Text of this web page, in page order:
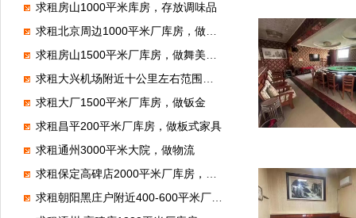
求租房山1000平米库房，存放调味品
求租北京周边1000平米厂库房，做腻子粉
求租房山1500平米厂库房，做舞美展览
求租大兴机场附近十公里左右范围库房厂房1000平米左右能进大车的
求租大厂1500平米厂库房，做钣金
求租昌平200平米厂库房，做板式家具
求租通州3000平米大院，做物流
求租保定高碑店2000平米厂库房，加工无纺布
求租朝阳黑庄户附近400-600平米厂库房，做市区配送